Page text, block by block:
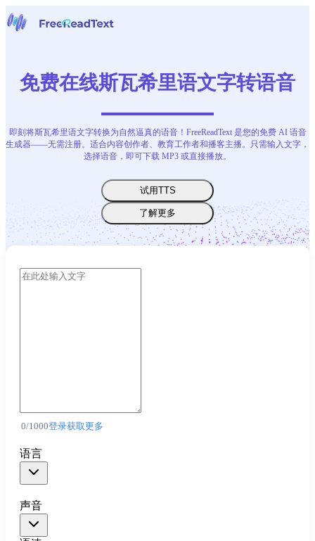
语音转文字
工具
联系我们
免费在线斯瓦希里语文字转语音
即刻将斯瓦希里语文字转换为自然逼真的语音！FreeReadText 是您的免费 AI 语音
生成器——无需注册。适合内容创作者、教育工作者和播客主播。只需输入文字，
选择语音，即可下载 MP3 或直接播放。
试用TTS
了解更多
0/1000登录获取更多
语言
声音